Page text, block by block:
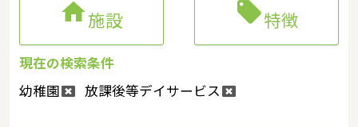
施設 特徴
現在の検索条件
幼稚園
放課後等デイサービス